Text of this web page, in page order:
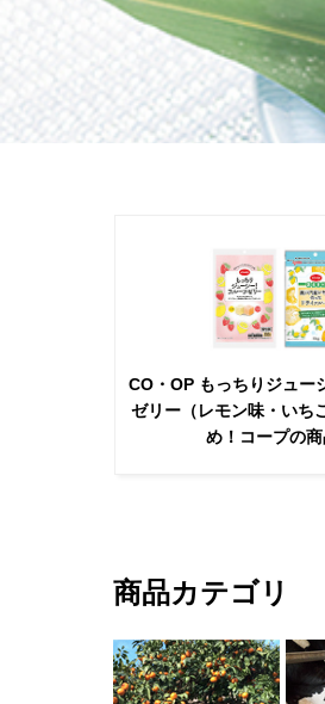
CO・OP もっちりジュー
ゼリー（レモン味・いち
め！コープの商
商品カテゴリ